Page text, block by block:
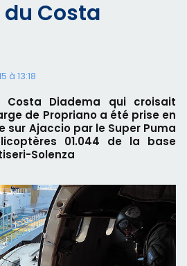
Costa
à 13:18
Costa Diadema qui croisait
de Propriano a été prise en
sur Ajaccio par le Super Puma
01.044 de la base
Solenza